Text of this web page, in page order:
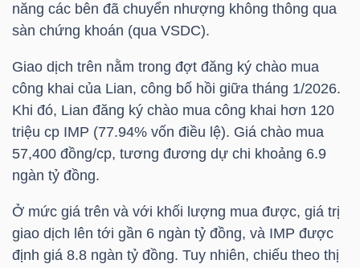
năng các bên đã chuyển nhượng không thông qua
sàn chứng khoán (qua VSDC).
Giao dịch trên nằm trong đợt đăng ký chào mua
công khai của Lian, công bố hồi giữa tháng 1/2026.
Khi đó, Lian đăng ký chào mua công khai hơn 120
triệu cp IMP (77.94% vốn điều lệ). Giá chào mua
57,400 đồng/cp, tương đương dự chi khoảng 6.9
ngàn tỷ đồng.
Ở mức giá trên và với khối lượng mua được, giá trị
giao dịch lên tới gần 6 ngàn tỷ đồng, và IMP được
định giá 8.8 ngàn tỷ đồng. Tuy nhiên, chiếu theo thị
HÀNG
KINH
TẾ
THẾ
GIỚI